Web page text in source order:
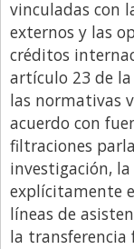
vinculadas con
externos y las
créditos
artículo 23 de
las normativas
acuerdo con
filtraciones
investigación, la
explícitamente
líneas de
la transferencia